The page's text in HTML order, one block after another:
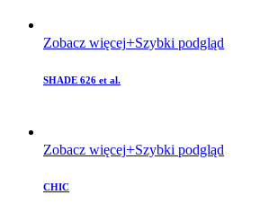
Zobacz więcej Szybki podgląd
SHADE 626 et al.
Zobacz więcej Szybki podgląd
CHIC